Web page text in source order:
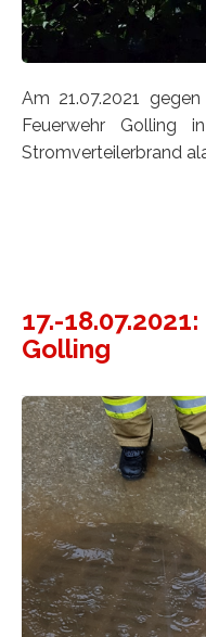
Am 21.07.2021
Feuerwehr Golling
Stromverteilerbrand
17.-
Golling